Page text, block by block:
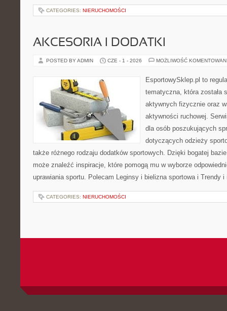
CATEGORIES: NIERUCHOMOŚCI
AKCESORIA I DODATKI
POSTED BY ADMIN CZE - 1 - 2026 MOŻLIWOŚĆ
EsportowySklep.pl to
tematyczna, która została
aktywnych fizycznie oraz
aktywności ruchowej.
dla osób poszukujących
dotyczących odzieży
także różnego rodzaju dodatków sportowych. Dzięki bogatej
może znaleźć inspiracje, które pomogą mu w wyborze
uprawiania sportu. Polecam Leginsy i bielizna sportowa i Trendy
CATEGORIES: NIERUCHOMOŚCI